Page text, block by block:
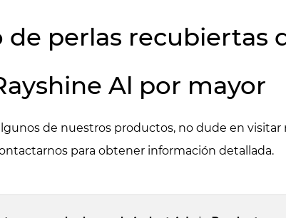
perlas recubiertas
Al por mayor
de nuestros productos, no dude en
para obtener información detallada.